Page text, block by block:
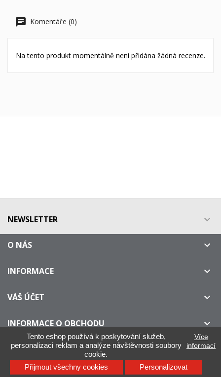
Tento eshop používá k poskytování služeb,
personalizaci reklam a analýze návštěvnosti soubory
cookie.
Více
informací
Přijmout všechny cookies Personalizovat
Komentáře (0)
Na tento produkt momentálně není přidána žádná recenze.
NEWSLETTER 
O NÁS 
INFORMACE 
VÁŠ ÚČET 
INFORMACE O OBCHODU 
IllyOnline.cz - Není oficiálním distributorem kávy ILLY